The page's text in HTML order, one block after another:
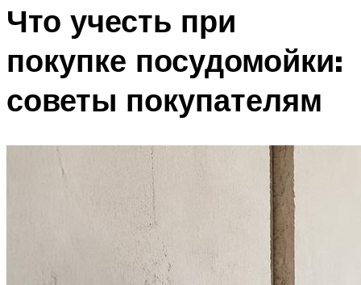
Что учесть при
покупке посудомойки:
советы покупателям